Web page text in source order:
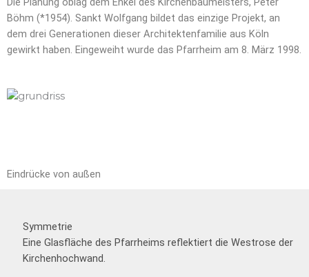
Böhm (*1954). Sankt Wolfgang bildet das einzige Projekt, an
dem drei Generationen dieser Architektenfamilie aus Köln
gewirkt haben. Eingeweiht wurde das Pfarrheim am 8. März 1998.
Eindrücke von außen
Symmetrie
Eine Glasfläche des Pfarrheims reflektiert die Westrose der
Kirchenhochwand.